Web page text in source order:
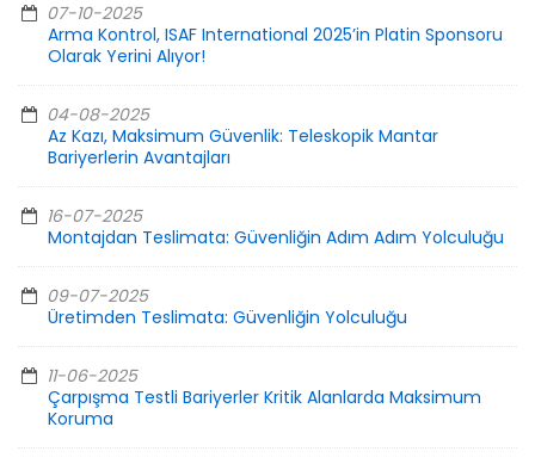
07-10-2025
Arma Kontrol, ISAF International 2025’in Platin Sponsoru
Olarak Yerini Alıyor!
04-08-2025
Az Kazı, Maksimum Güvenlik: Teleskopik Mantar
Bariyerlerin Avantajları
16-07-2025
Montajdan Teslimata: Güvenliğin Adım Adım Yolculuğu
09-07-2025
Üretimden Teslimata: Güvenliğin Yolculuğu
11-06-2025
Çarpışma Testli Bariyerler Kritik Alanlarda Maksimum
Koruma